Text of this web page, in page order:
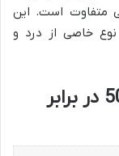
متفاوت است. این
نوع خاصی از درد و
جدول مقایسه دقیق: مگافن 500 در برابر